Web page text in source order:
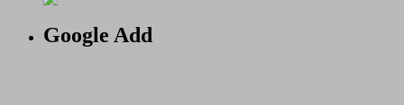
Google Add